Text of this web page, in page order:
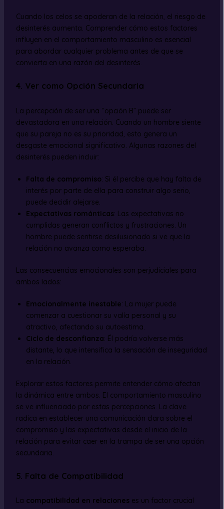
Cuando los celos se apoderan de la relación, el riesgo de
desinterés aumenta. Comprender cómo estos factores
influyen en el comportamiento masculino es esencial
para abordar cualquier problema antes de que se
convierta en una razón del desinterés.
4. Ver como Opción Secundaria
La percepción de ser una “opción B” puede ser
devastadora en una relación. Cuando un hombre siente
que su pareja no es su prioridad, esto genera un
desgaste emocional significativo. Algunas razones del
desinterés pueden incluir:
Falta de compromiso: Si él percibe que hay falta de
interés por parte de ella para construir algo serio,
puede decidir alejarse.
Expectativas románticas: Las expectativas no
cumplidas generan conflictos y frustraciones. Un
hombre puede sentirse desilusionado si ve que la
relación no avanza como esperaba.
Las consecuencias emocionales son perjudiciales para
ambos lados:
Emocionalmente inestable: La mujer puede
comenzar a cuestionar su valía personal y su
atractivo, afectando su autoestima.
Ciclo de desconfianza: Él podría volverse más
distante, lo que intensifica la sensación de inseguridad
en la relación.
Explorar estos factores permite entender cómo afectan
la dinámica entre ambos. El comportamiento masculino
se ve influenciado por estas percepciones. La clave
radica en establecer una comunicación clara sobre el
compromiso y las expectativas desde el inicio de la
relación para evitar caer en la trampa de ser una opción
secundaria.
5. Falta de Compatibilidad
La compatibilidad en relacioneses un factor crucial